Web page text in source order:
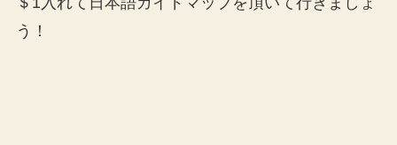
う！